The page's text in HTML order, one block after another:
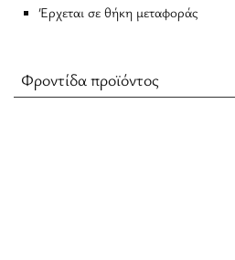
Έρχεται σε θήκη μεταφοράς
Φροντίδα προϊόντος